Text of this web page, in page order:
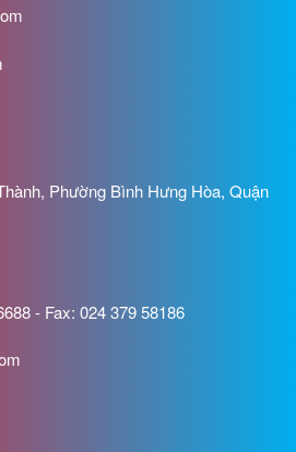
Phường Bình Hưng Hòa, Quận
- Fax: 024 379 58186